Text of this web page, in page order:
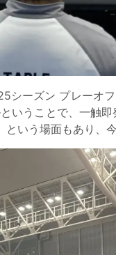
ーズン プレーオ
いうことで、一触
いう場面もあり、